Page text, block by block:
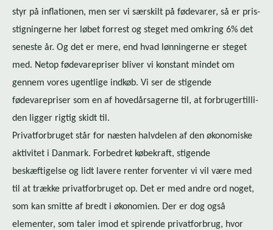
styr på inflationen, men ser vi særskilt på fødevarer, så er pris­
stig­nin­ger­ne her løbet forrest og steget med omkring 6% det
seneste år. Og det er mere, end hvad lønningerne er steget
med. Netop fødevarepriser bliver vi konstant mindet om
gennem vores ugentlige indkøb. Vi ser de stigende
fødevarepriser som en af hovedårsagerne til, at for­bru­ger­til­li­
den ligger rigtig skidt til.
Pri­vat­for­bru­get står for næsten halvdelen af den økonomiske
aktivitet i Danmark. Forbedret købekraft, stigende
beskæftigelse og lidt lavere renter forventer vi vil være med
til at trække pri­vat­for­bru­get op. Det er med andre ord noget,
som kan smitte af bredt i økonomien. Der er dog også
elementer, som taler imod et spirende privatforbrug, hvor